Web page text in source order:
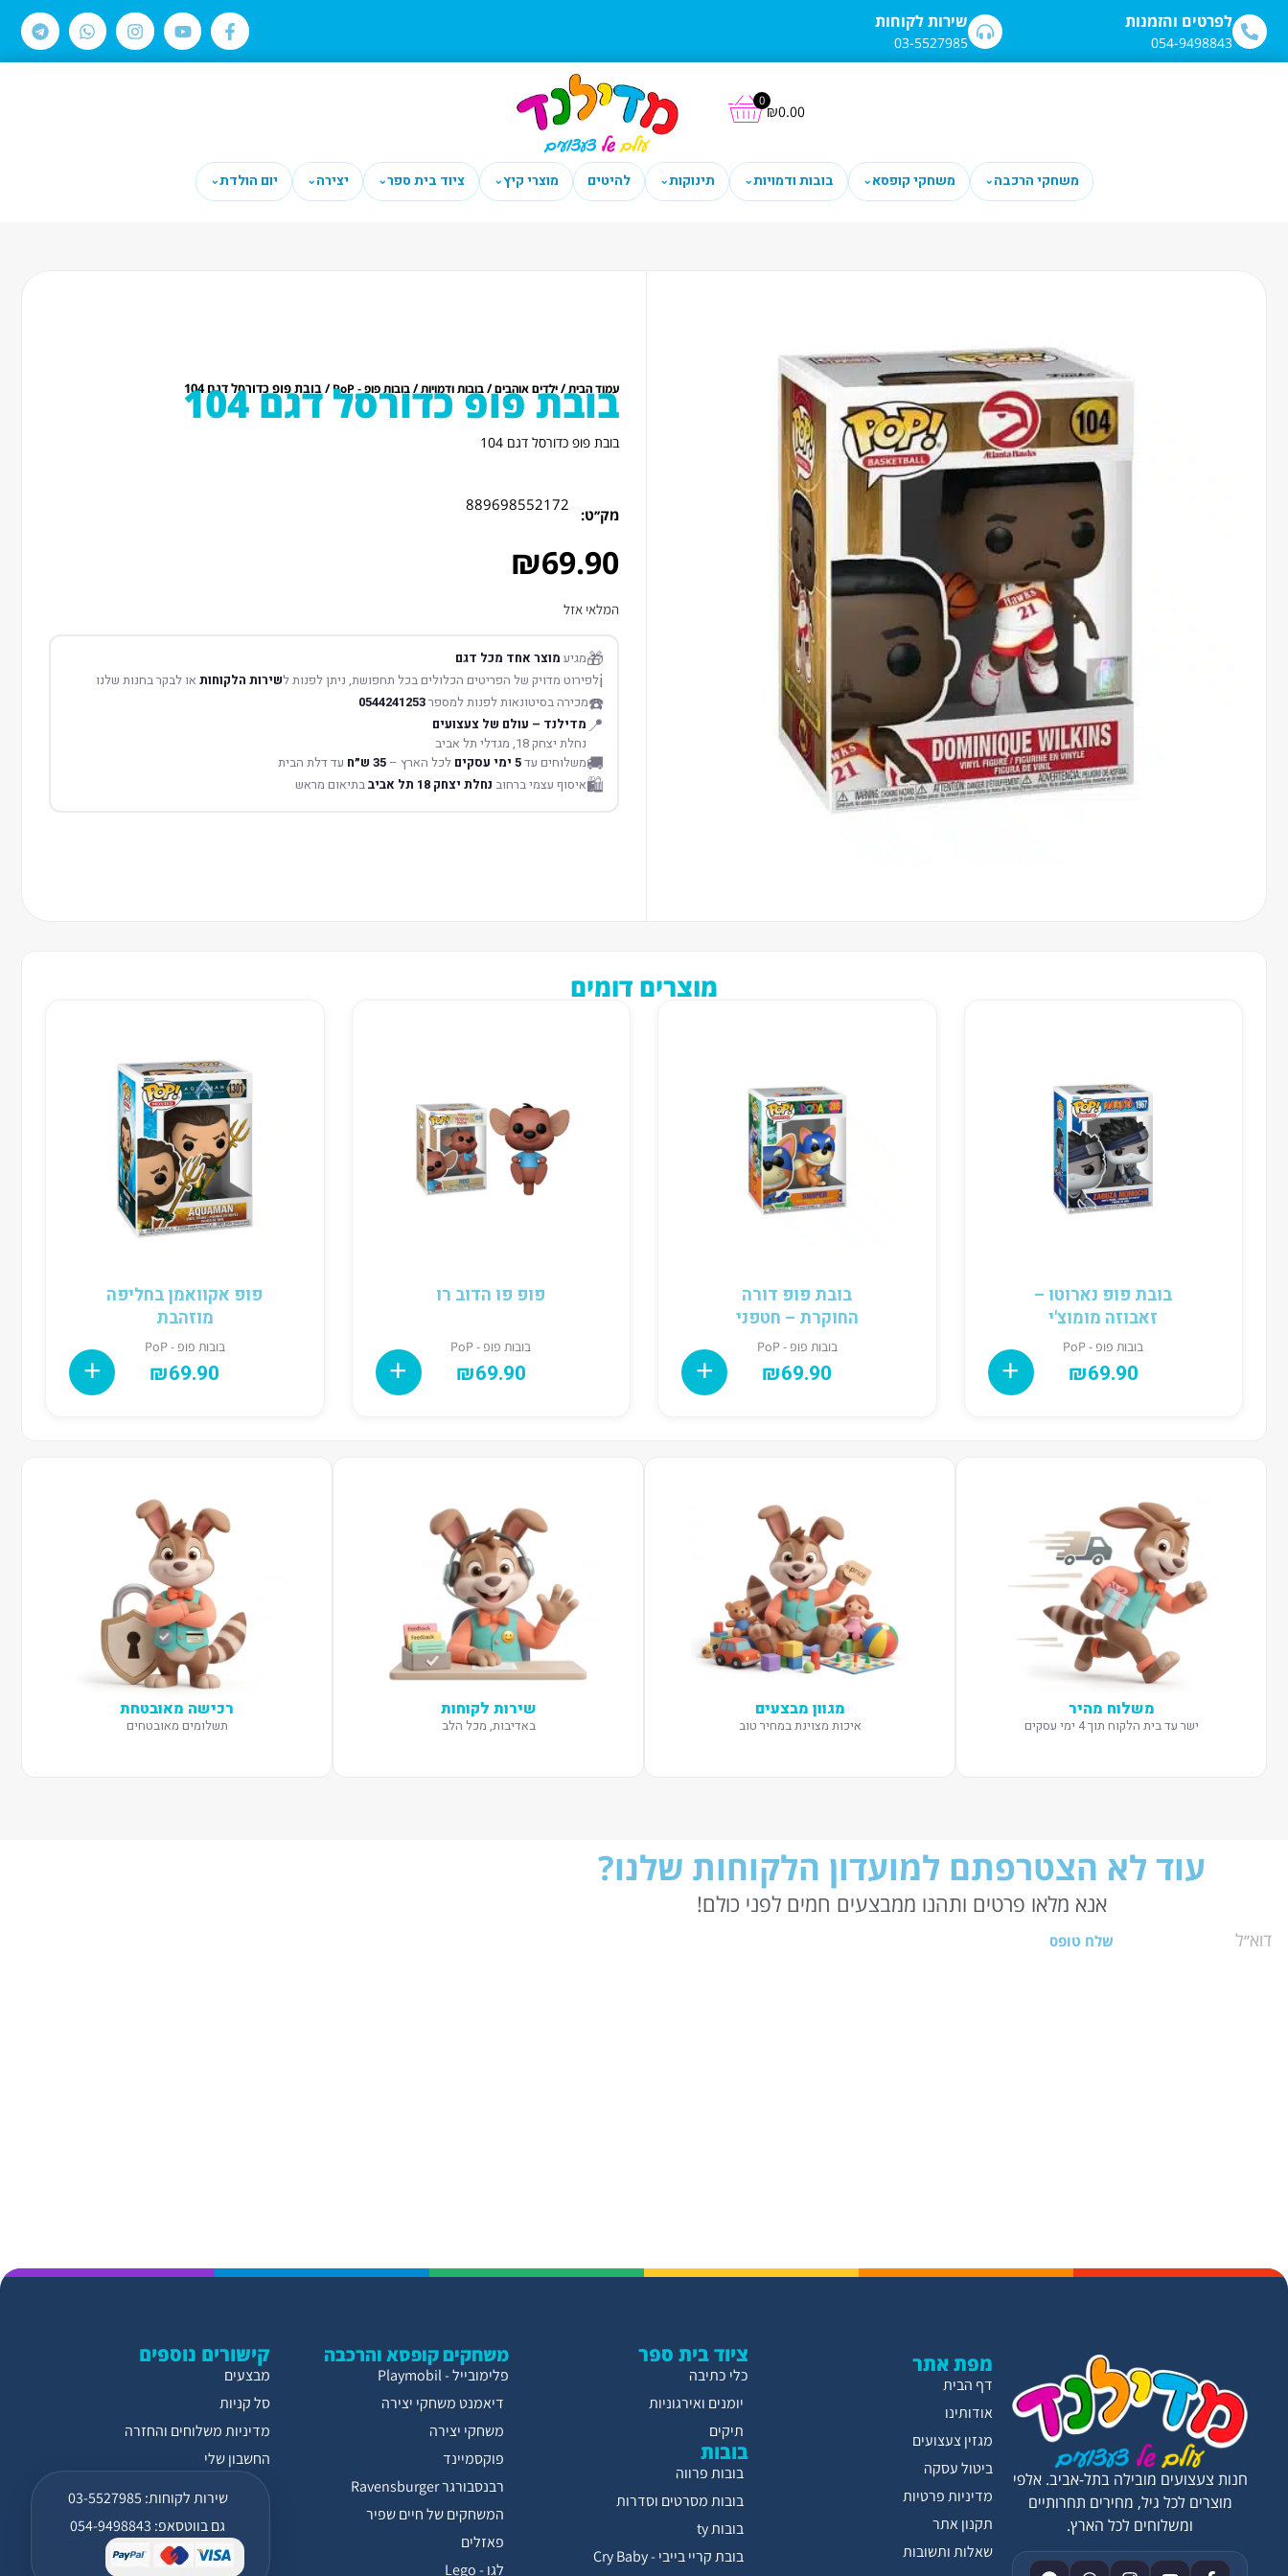
לתוכן שירות לקוחות
03-5527985
לפרטים והזמנות
054-9498843
₪0.00
0
משחקי הרכבה⌄ משחקי קופסא⌄ בובות ודמויות⌄ תינוקות⌄ להיטים מוצרי קיץ⌄ ציוד בית ספר⌄ יצירה⌄ יום הולדת⌄
עמוד הבית/ילדים אוהבים/בובות ודמויות/בובות פופ - PoP / בובת פופ כדורסל דגם 104
בובת פופ כדורסל דגם 104
בובת פופ כדורסל דגם 104
מק׳׳ט:
889698552172
₪69.90
המלאי אזל
🎁מגיע מוצר אחד מכל דגם
ℹ️לפירוט מדויק של הפריטים הכלולים בכל תחפושת, ניתן לפנות לשירות הלקוחותאו לבקר בחנות שלנו
☎️מכירה בסיטונאות לפנות למספר0544241253
📍 מדילנד – עולם של צעצועים
נחלת יצחק 18, מגדלי תל אביב
🚚משלוחים עד5 ימי עסקים לכל הארץ –35 ש״ח עד דלת הבית
🛍️איסוף עצמי ברחוב נחלת יצחק 18 תל אביב בתיאום מראש
מוצרים דומים
בובת פופ נארוטו –
זאבוזה מומוצ'י
בובות פופ - PoP
₪69.90
בובת פופ דורה
החוקרת – חטפני
בובות פופ - PoP
₪69.90
פופ פו הדוב רו
בובות פופ - PoP
₪69.90
פופ אקוואמן בחליפה
מוזהבת
בובות פופ - PoP
₪69.90
משלוח מהיר
ישר עד בית הלקוח תוך 4 ימי עסקים
מגוון מבצעים
איכות מצוינת במחיר טוב
שירות לקוחות
באדיבות, מכל הלב
רכישה מאובטחת
תשלומים מאובטחים
עוד לא הצטרפתם למועדון הלקוחות שלנו?
אנא מלאו פרטים ותהנו ממבצעים חמים לפני כולם!
שלח טופס
קישורים נוספים
מבצעים
סל קניות
מדיניות משלוחים והחזרה
החשבון שלי
שירות לקוחות: 03-5527985
גם בווטסאפ: 054-9498843
משחקים קופסא והרכבה
פלימובייל - Playmobil
דיאמנט משחקי יצירה
משחקי יצירה
פוקסמיינד
רבנסבורגר Ravensburger
המשחקים של חיים שפיר
פאזלים
לגו - Lego
ציוד בית ספר
כלי כתיבה
יומנים ואירגוניות
תיקים
בובות
בובות פרווה
בובות מסרטים וסדרות
בובות ty
בובת קריי בייבי - Cry Baby
מפת אתר
דף הבית
אודותינו
מגזין צעצועים
ביטול עסקה
מדיניות פרטיות
תקנון אתר
שאלות ותשובות
חנות צעצועים מובילה בתל-אביב. אלפי
מוצרים לכל גיל, מחירים תחרותיים
ומשלוחים לכל הארץ.